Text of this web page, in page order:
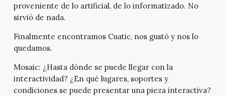
proveniente de lo artificial, de lo informatizado. No
sirvió de nada.
Finalmente encontramos Cuatic, nos gustó y nos lo
quedamos.
Mosaic: ¿Hasta dónde se puede llegar con la
interactividad? ¿En qué lugares, soportes y
condiciones se puede presentar una pieza interactiva?